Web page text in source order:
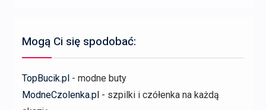
Mogą Ci się spodobać:
TopBucik.pl - modne buty
ModneCzolenka.pl - szpilki i czółenka na każdą